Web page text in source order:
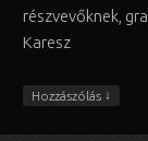
részvevőknek,
Karesz
Hozzászólás ↓